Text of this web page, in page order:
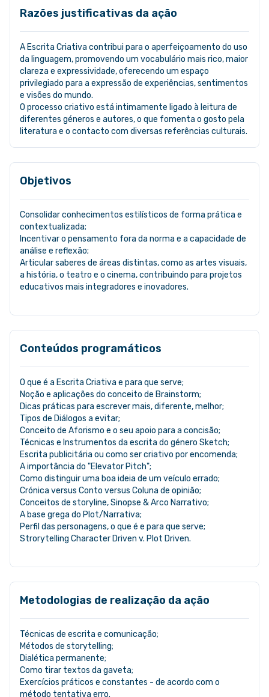
Razões justificativas da ação
A Escrita Criativa contribui para o aperfeiçoamento do uso
da linguagem, promovendo um vocabulário mais rico, maior
clareza e expressividade, oferecendo um espaço
privilegiado para a expressão de experiências, sentimentos
e visões do mundo.
O processo criativo está intimamente ligado à leitura de
diferentes géneros e autores, o que fomenta o gosto pela
literatura e o contacto com diversas referências culturais.
Objetivos
Consolidar conhecimentos estilísticos de forma prática e
contextualizada;
Incentivar o pensamento fora da norma e a capacidade de
análise e reflexão;
Articular saberes de áreas distintas, como as artes visuais,
a história, o teatro e o cinema, contribuindo para projetos
educativos mais integradores e inovadores.
Conteúdos programáticos
O que é a Escrita Criativa e para que serve;
Noção e aplicações do conceito de Brainstorm;
Dicas práticas para escrever mais, diferente, melhor;
Tipos de Diálogos a evitar;
Conceito de Aforismo e o seu apoio para a concisão;
Técnicas e Instrumentos da escrita do género Sketch;
Escrita publicitária ou como ser criativo por encomenda;
A importância do "Elevator Pitch";
Como distinguir uma boa ideia de um veículo errado;
Crónica versus Conto versus Coluna de opinião;
Conceitos de storyline, Sinopse & Arco Narrativo;
A base grega do Plot/Narrativa;
Perfil das personagens, o que é e para que serve;
Strorytelling Character Driven v. Plot Driven.
Metodologias de realização da ação
Técnicas de escrita e comunicação;
Métodos de storytelling;
Dialética permanente;
Como tirar textos da gaveta;
Exercícios práticos e constantes - de acordo com o
método tentativa erro.